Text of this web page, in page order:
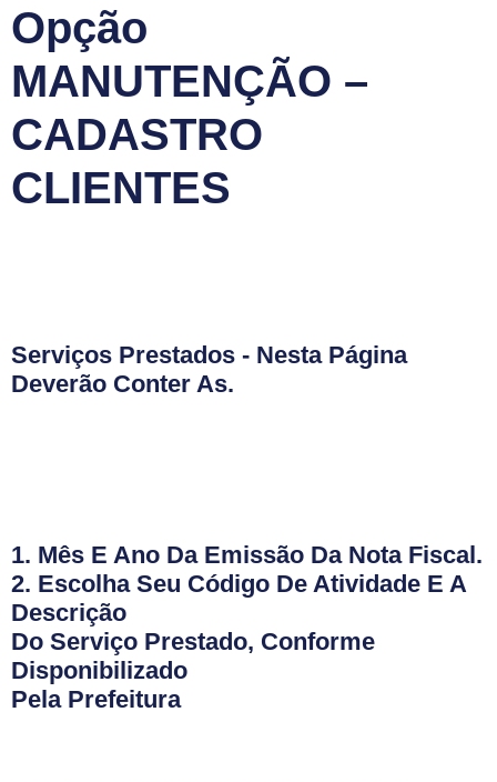
Opção
MANUTENÇÃO –
CADASTRO
CLIENTES
Serviços Prestados - Nesta Página
Deverão Conter As.
1. Mês E Ano Da Emissão Da Nota Fiscal.
2. Escolha Seu Código De Atividade E A
Descrição
Do Serviço Prestado, Conforme
Disponibilizado
Pela Prefeitura